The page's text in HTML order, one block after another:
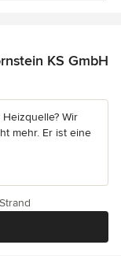
KS GmbH
Wir
mehr. Er ist eine